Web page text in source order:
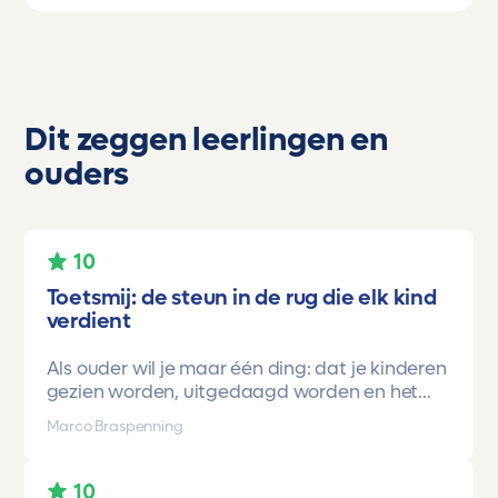
Dit zeggen leerlingen en
ouders
10
Toetsmij: de steun in de rug die elk kind
verdient
Als ouder wil je maar één ding: dat je kinderen
gezien worden, uitgedaagd worden en het
vertrouwen krijgen dat ze méér kunnen dan ze
zelf soms denken. Voor ons is Toetsmij daarin
Marco Braspenning
10